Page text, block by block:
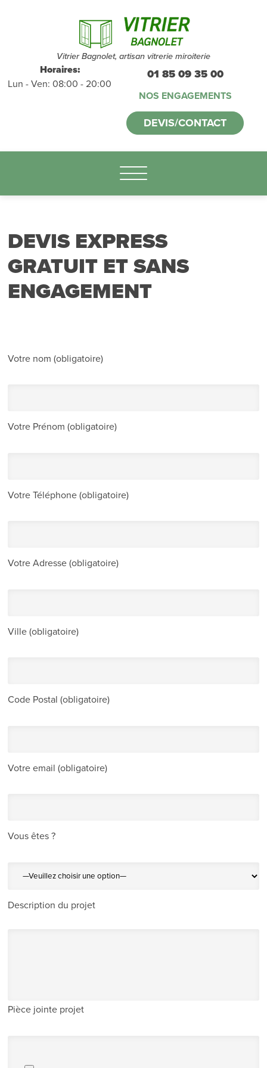
Vitrier Bagnolet, artisan vitrerie miroiterie
Horaires:
Lun - Ven: 08:00 - 20:00
01 85 09 35 00
NOS ENGAGEMENTS
DEVIS/CONTACT
déplacements
gratuitssans
engagement
appelez-nous :
01.85.09.35.00
DEVIS EXPRESS
GRATUIT ET SANS
ENGAGEMENT
Votre nom (obligatoire)
Votre Prénom (obligatoire)
Votre Téléphone (obligatoire)
Votre Adresse (obligatoire)
Ville (obligatoire)
Code Postal (obligatoire)
Votre email (obligatoire)
Vous êtes ?
Description du projet
Pièce jointe projet